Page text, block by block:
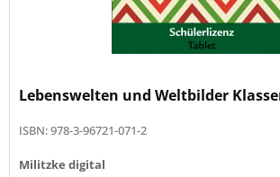
Lebenswelten und Weltbilder
ISBN: 978-3-96721-071-2
Militzke digital